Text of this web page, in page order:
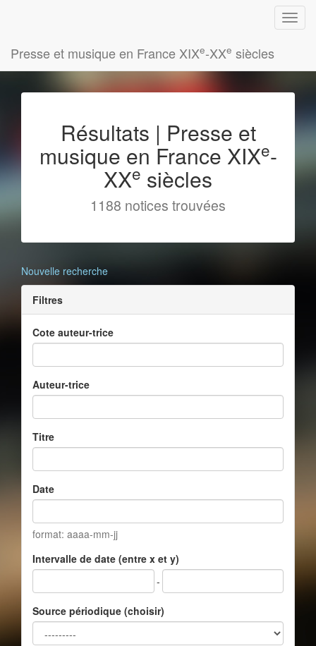
Presse et musique en France XIXe-XXe siècles
Résultats | Presse et
musique en France XIXe-
XXe siècles
1188 notices trouvées
Nouvelle recherche
Filtres
Cote auteur-trice
Auteur-trice
Titre
Date
format: aaaa-mm-jj
Intervalle de date (entre x et y)
-
Source périodique (choisir)